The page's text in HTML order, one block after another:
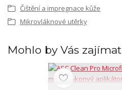
Čištění a impregnace kůže
Mikrovláknové utěrky
Mohlo by Vás zajímat